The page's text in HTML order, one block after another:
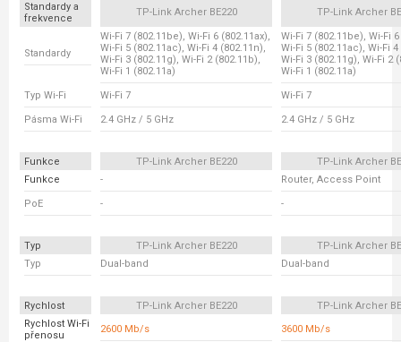
Standardy a
frekvence
TP-Link Archer BE220 TP-Link Archer
Standardy
Wi-Fi 7 (802.11be), Wi-Fi 6 (802.11ax),
Wi-Fi 5 (802.11ac), Wi-Fi 4 (802.11n),
Wi-Fi 3 (802.11g), Wi-Fi 2 (802.11b),
Wi-Fi 1 (802.11a)
Wi-Fi 7 (802.11be), Wi-Fi
Wi-Fi 5 (802.11ac), Wi-Fi
Wi-Fi 3 (802.11g), Wi-Fi 2
Wi-Fi 1 (802.11a)
Typ Wi-Fi Wi-Fi 7 Wi-Fi 7
Pásma Wi-Fi 2.4 GHz / 5 GHz 2.4 GHz / 5 GHz
Funkce TP-Link Archer BE220
TP-Link Archer
Funkce
- Router, Access Point
PoE - -
Typ TP-Link Archer BE220
TP-Link Archer
Typ
Dual-band Dual-band
Rychlost TP-Link Archer BE220
TP-Link Archer
Rychlost Wi-Fi
přenosu
2600 Mb/s 3600 Mb/s